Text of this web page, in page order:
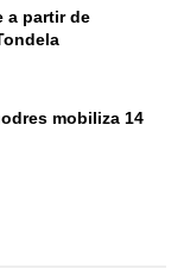
a partir de
mobiliza 14